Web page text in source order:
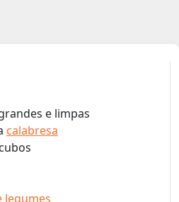
e limpas
calabresa
legumes